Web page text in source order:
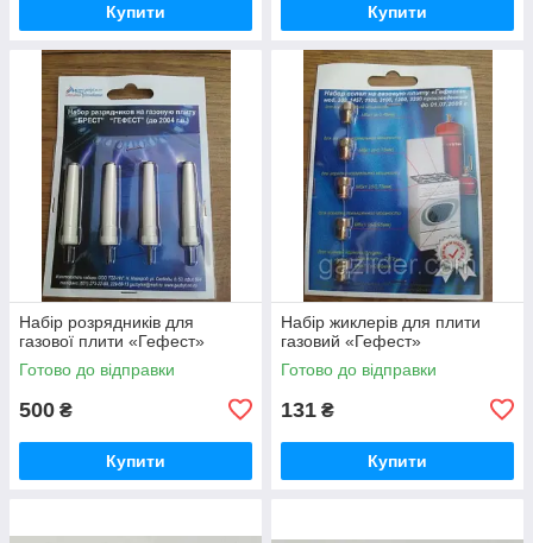
Купити Купити
Набір розрядників для
газової плити «Гефест»
Готово до відправки
500 ₴
Купити
Набір жиклерів для плити
газовий «Гефест»
Готово до відправки
131 ₴
Купити